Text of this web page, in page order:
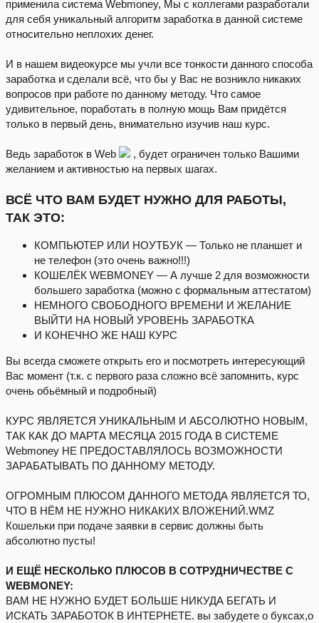
применила система Webmoney, Мы с коллегами разработали
для себя уникальный алгоритм заработка в данной системе
относительно неплохих денег.
И в нашем видеокурсе мы учли все тонкости данного способа
заработка и сделали всё, что бы у Вас не возникло никаких
вопросов при работе по данному методу. Что самое
удивительное, поработать в полную мощь Вам придётся
только в первый день, внимательно изучив наш курс.
Ведь заработок в Web
, будет ограничен только Вашими
желанием и активностью на первых шагах.
ВСЁ ЧТО ВАМ БУДЕТ НУЖНО ДЛЯ РАБОТЫ,
ТАК ЭТО:
КОМПЬЮТЕР ИЛИ НОУТБУК — Только не планшет и
не телефон (это очень важно!!!)
КОШЕЛЁК WEBMONEY — А лучше 2 для возможности
большего заработка (можно с формальным аттестатом)
НЕМНОГО СВОБОДНОГО ВРЕМЕНИ И ЖЕЛАНИЕ
ВЫЙТИ НА НОВЫЙ УРОВЕНЬ ЗАРАБОТКА
И КОНЕЧНО ЖЕ НАШ КУРС
Вы всегда сможете открыть его и посмотреть интересующий
Вас момент (т.к. с первого раза сложно всё запомнить, курс
очень обьёмный и подробный)
КУРС ЯВЛЯЕТСЯ УНИКАЛЬНЫМ И АБСОЛЮТНО НОВЫМ,
ТАК КАК ДО МАРТА МЕСЯЦА 2015 ГОДА В СИСТЕМЕ
Webmoney НЕ ПРЕДОСТАВЛЯЛОСЬ ВОЗМОЖНОСТИ
ЗАРАБАТЫВАТЬ ПО ДАННОМУ МЕТОДУ.
ОГРОМНЫМ ПЛЮСОМ ДАННОГО МЕТОДА ЯВЛЯЕТСЯ ТО,
ЧТО В НЁМ НЕ НУЖНО НИКАКИХ ВЛОЖЕНИЙ.WMZ
Кошельки при подаче заявки в сервис должны быть
абсолютно пусты!
И ЕЩЁ НЕСКОЛЬКО ПЛЮСОВ В СОТРУДНИЧЕСТВЕ С
WEBMONEY:
ВАМ НЕ НУЖНО БУДЕТ БОЛЬШЕ НИКУДА БЕГАТЬ И
ИСКАТЬ ЗАРАБОТОК В ИНТЕРНЕТЕ. вы забудете о буксах,о